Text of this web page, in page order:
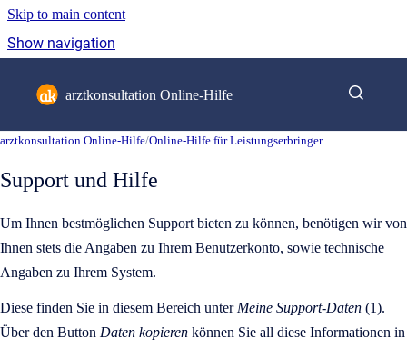
Skip to main content
Show navigation
arztkonsultation Online-Hilfe
arztkonsultation Online-Hilfe/Online-Hilfe für Leistungserbringer
Support und Hilfe
Um Ihnen bestmöglichen Support bieten zu können, benötigen wir von
Ihnen stets die Angaben zu Ihrem Benutzerkonto, sowie technische
Angaben zu Ihrem System.
Diese finden Sie in diesem Bereich unter Meine Support-Daten (1).
Über den Button Daten kopieren können Sie all diese Informationen in